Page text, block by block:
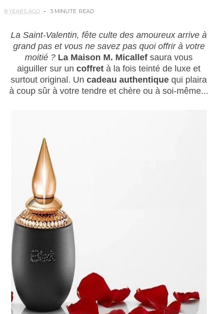
8 YEARS AGO 3 MINUTE READ
La Saint-Valentin, fête culte des amoureux arrive à
grand pas et vous ne savez pas quoi offrir à votre
moitié ? La Maison M. Micallef saura vous
aiguiller sur uncoffret à la fois teinté de luxe et
surtout original. Uncadeau authentique qui plaira
à coup sûr à votre tendre et chère ou à soi-même...